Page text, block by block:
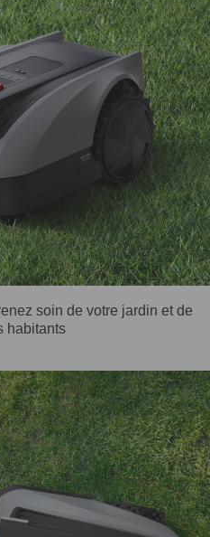
soin de votre jardin et de
habitants